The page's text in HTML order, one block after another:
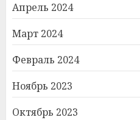
Апрель 2024
Март 2024
Февраль 2024
Ноябрь 2023
Октябрь 2023